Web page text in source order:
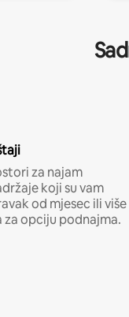
za najam
koji su vam
od mjesec ili više
za opciju podnajma.